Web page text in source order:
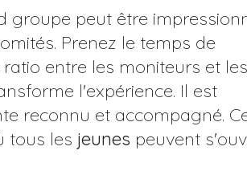
groupe peut être
Prenez le temps de
entre les moniteurs et les
l'expérience. Il est
reconnu et accompagné.
tous les jeunes peuvent